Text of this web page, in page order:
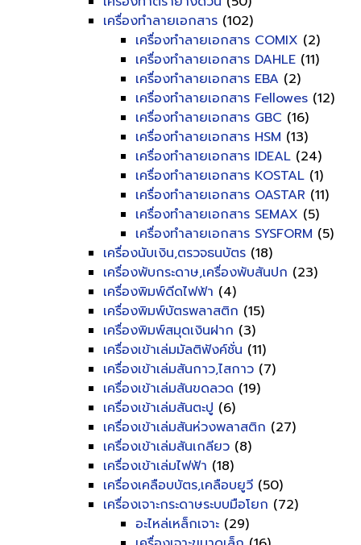
เครื่องทำลายเอกสาร (102)
เครื่องทำลายเอกสาร COMIX (2)
เครื่องทำลายเอกสาร DAHLE (11)
เครื่องทำลายเอกสาร EBA (2)
เครื่องทำลายเอกสาร Fellowes (12)
เครื่องทำลายเอกสาร GBC (16)
เครื่องทำลายเอกสาร HSM (13)
เครื่องทำลายเอกสาร IDEAL (24)
เครื่องทำลายเอกสาร KOSTAL (1)
เครื่องทำลายเอกสาร OASTAR (11)
เครื่องทำลายเอกสาร SEMAX (5)
เครื่องทำลายเอกสาร SYSFORM (5)
เครื่องนับเงิน,ตรวจธนบัตร (18)
เครื่องพับกระดาษ,เครื่องพับสันปก (23)
เครื่องพิมพ์ดีดไฟฟ้า (4)
เครื่องพิมพ์บัตรพลาสติก (15)
เครื่องพิมพ์สมุดเงินฝาก (3)
เครื่องเข้าเล่มมัลติฟังค์ชั่น (11)
เครื่องเข้าเล่มสันกาว,ไสกาว (7)
เครื่องเข้าเล่มสันขดลวด (19)
เครื่องเข้าเล่มสันตะปู (6)
เครื่องเข้าเล่มสันห่วงพลาสติก (27)
เครื่องเข้าเล่มสันเกลียว (8)
เครื่องเข้าเล่มไฟฟ้า (18)
เครื่องเคลือบบัตร,เคลือบยูวี (50)
เครื่องเจาะกระดาษระบบมือโยก (72)
อะไหล่เหล็กเจาะ (29)